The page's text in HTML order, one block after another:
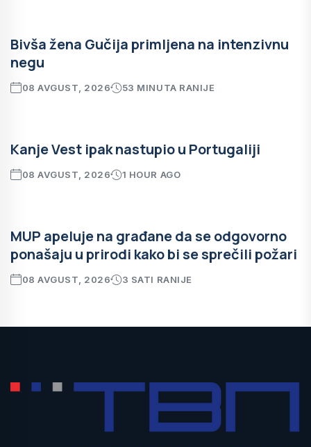
Bivša žena Gučija primljena na intenzivnu
negu
08 AVGUST, 2026 53 MINUTA RANIJE
Kanje Vest ipak nastupio u Portugaliji
08 AVGUST, 2026 1 HOUR AGO
MUP apeluje na građane da se odgovorno
ponašaju u prirodi kako bi se sprečili požari
08 AVGUST, 2026 3 SATI RANIJE